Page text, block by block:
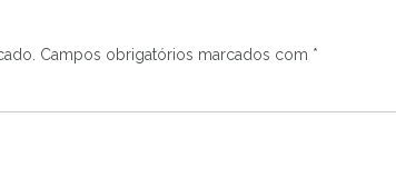
Campos obrigatórios marcados com *